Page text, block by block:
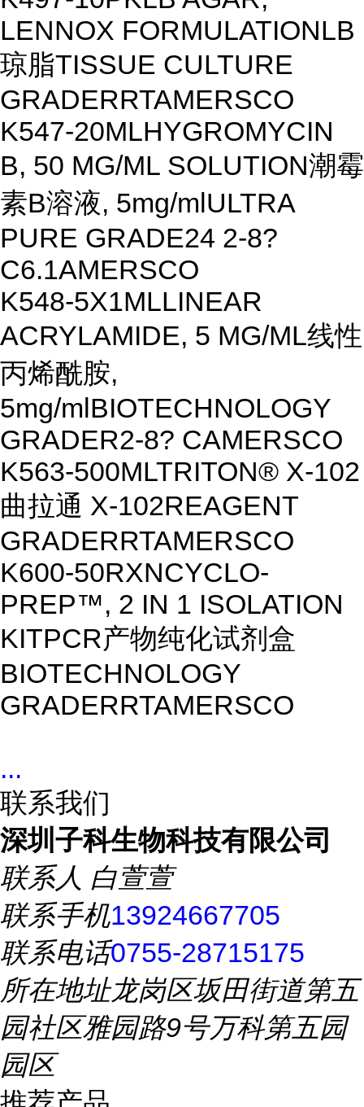
LENNOX FORMULATIONLB
琼脂TISSUE CULTURE
GRADERRTAMERSCO
K547-20MLHYGROMYCIN
B, 50 MG/ML SOLUTION潮霉
素B溶液, 5mg/mlULTRA
PURE GRADE24 2-8?
C6.1AMERSCO
K548-5X1MLLINEAR
ACRYLAMIDE, 5 MG/ML线性
丙烯酰胺,
5mg/mlBIOTECHNOLOGY
GRADER2-8? CAMERSCO
K563-500MLTRITON® X-102
曲拉通 X-102REAGENT
GRADERRTAMERSCO
K600-50RXNCYCLO-
PREP™, 2 IN 1 ISOLATION
KITPCR产物纯化试剂盒
BIOTECHNOLOGY
GRADERRTAMERSCO
...
联系我们
深圳子科生物科技有限公司
联系人 白萱萱
联系手机13924667705
联系电话0755-28715175
所在地址龙岗区坂田街道第五
园社区雅园路9号万科第五园
园区